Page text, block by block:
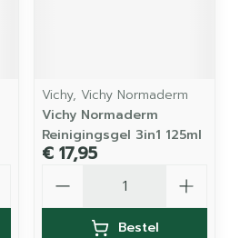
Vichy, Vichy Normaderm
Vichy Normaderm
Reinigingsgel 3in1 125ml
€ 17,95
Bestel